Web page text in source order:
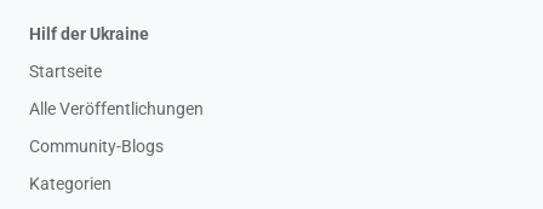
Hilf der Ukraine
Startseite
Alle Veröffentlichungen
Community-Blogs
Kategorien